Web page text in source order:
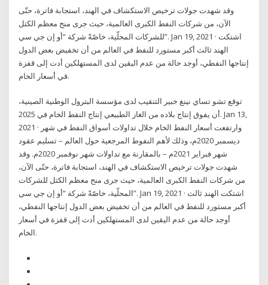
وقد شهدت جولات ترخيص الاستكشاف في الهند، استجابة فاترة، حتّى
الآن، من شركات النفط الكبرى العالمية، حيث جرى منح معظم الكتل
للشركات المحلّية، خاصّةً شركة “أو إن جي سي”. Jan 19, 2021 · اشتكت
الهند ثالث أكبر مستورد للنفط في العالم من أن تخفيض بعض الدول
إنتاجها النفطي، أوجد حالة من عدم اليقين لدى المستهلكين أدت إلى قفزة
في أسعار الخام.
توقع تشو تساي نينغ خبير التنقيب لدى مؤسسة البترول الوطنية الصينية،
أن يفوق إنتاج بلاده من الغاز الطبيعي إنتاج النفط الخام في 2025. Jan 13,
2021 · وارتفعت أسعار النفط الخام خلال تداولات أسواق النفط في شهر
ديسمبر 2020م، وذلك لأهم النفوط المرجعية حول العالم – تسليم عقود
شهر فبراير 2021م – بالمقارنة مع تداولات شهر نوفمبر 2020م. وقد
شهدت جولات ترخيص الاستكشاف في الهند، استجابة فاترة، حتّى الآن،
من شركات النفط الكبرى العالمية، حيث جرى منح معظم الكتل للشركات
المحلّية، خاصّةً شركة “أو إن جي سي”. Jan 19, 2021 · اشتكت الهند ثالث
أكبر مستورد للنفط في العالم من أن تخفيض بعض الدول إنتاجها النفطي،
أوجد حالة من عدم اليقين لدى المستهلكين أدت إلى قفزة في أسعار
الخام.